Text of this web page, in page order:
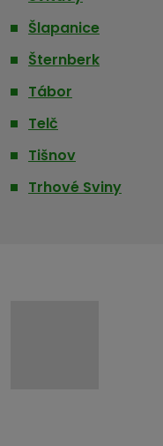
Šlapanice
Šternberk
Tábor
Telč
Tišnov
Trhové Sviny